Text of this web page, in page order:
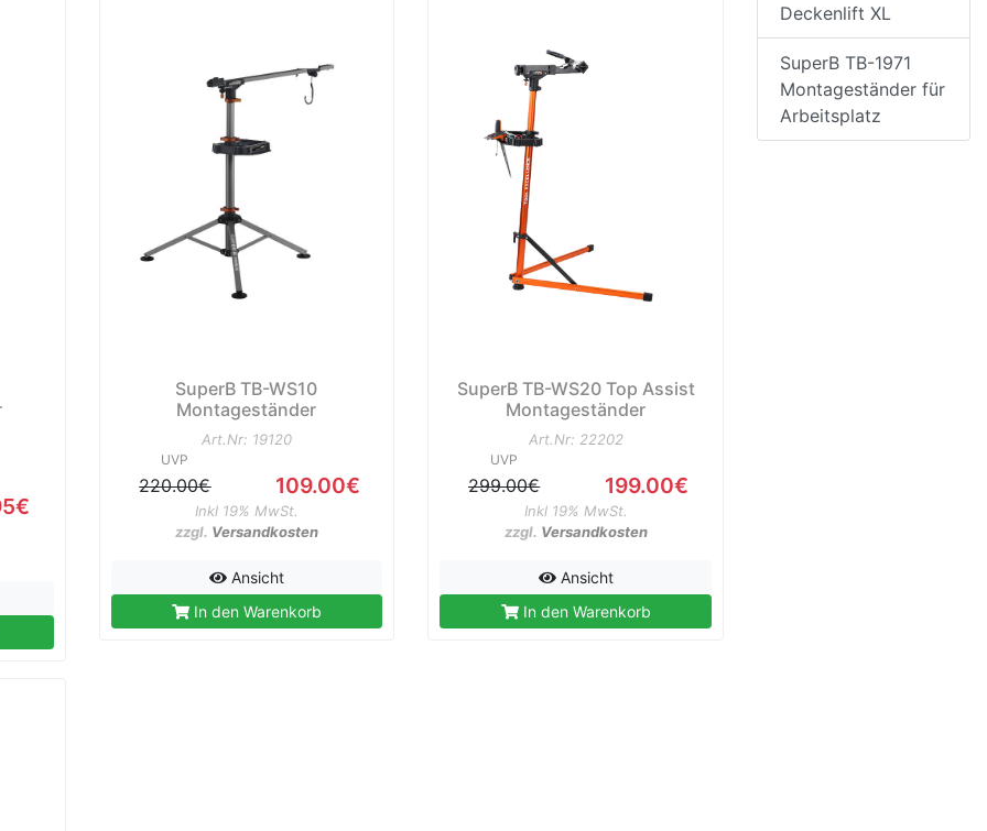
SuperB TB-WS10
Montageständer
Art.Nr: 19120
UVP
220.00€ 109.00€
Inkl 19% MwSt.
zzgl. Versandkosten
Ansicht
In den Warenkorb
SuperB TB-WS20 Top Assist
Montageständer
Art.Nr: 22202
UVP
299.00€ 199.00€
Inkl 19% MwSt.
zzgl. Versandkosten
Ansicht
In den Warenkorb
Deckenlift XL
SuperB TB-1971
Montageständer für
Arbeitsplatz